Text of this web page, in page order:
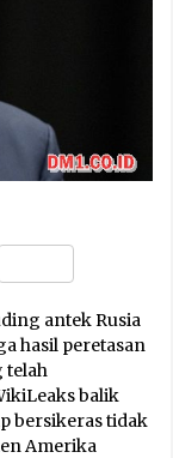
antek Rusia
hasil peretasan
telah
balik
bersikeras tidak
Amerika